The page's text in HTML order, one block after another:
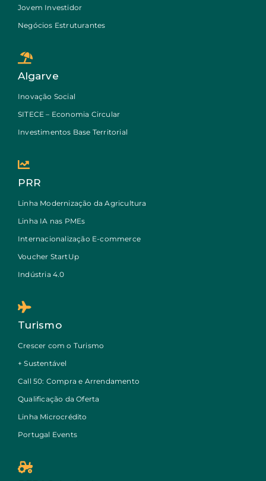
Jovem Investidor
Negócios Estruturantes
Algarve
Inovação Social
SITECE – Economia Circular
Investimentos Base Territorial
PRR
Linha Modernização da Agricultura
Linha IA nas PMEs
Internacionalização E-commerce
Voucher StartUp
Indústria 4.0
Turismo
Crescer com o Turismo
+ Sustentável
Call 50: Compra e Arrendamento
Qualificação da Oferta
Linha Microcrédito
Portugal Events